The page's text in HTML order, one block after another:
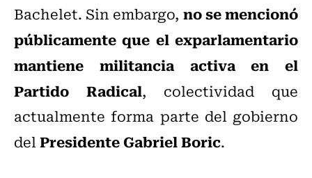
Bachelet. Sin embargo, no se mencionó
públicamente que el exparlamentario
mantiene militancia activa en el
Partido Radical, colectividad que
actualmente forma parte del gobierno
delPresidente Gabriel Boric.